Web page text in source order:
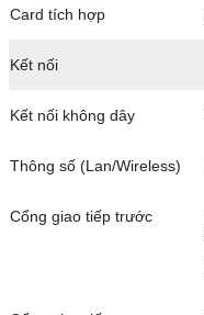
Card tích hợp
Kết nối
Kết nối không dây
Thông số (Lan/Wireless)
Cổng giao tiếp trước